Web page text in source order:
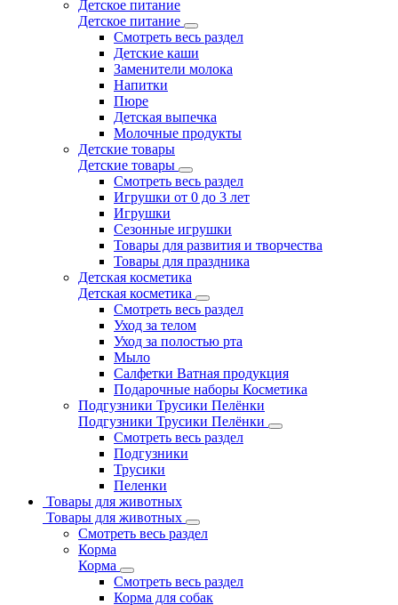
Детское питание
Детское питание
Смотреть весь раздел
Детские каши
Заменители молока
Напитки
Пюре
Детская выпечка
Молочные продукты
Детские товары
Детские товары
Смотреть весь раздел
Игрушки от 0 до 3 лет
Игрушки
Сезонные игрушки
Товары для развития и творчества
Товары для праздника
Детская косметика
Детская косметика
Смотреть весь раздел
Уход за телом
Уход за полостью рта
Мыло
Салфетки Ватная продукция
Подарочные наборы Косметика
Подгузники Трусики Пелёнки
Подгузники Трусики Пелёнки
Смотреть весь раздел
Подгузники
Трусики
Пеленки
Товары для животных
Товары для животных
Смотреть весь раздел
Корма
Корма
Смотреть весь раздел
Корма для собак